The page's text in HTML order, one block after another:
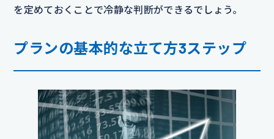
を定めておくことで冷静な判断ができるでしょう。
プランの基本的な立て方3ステップ